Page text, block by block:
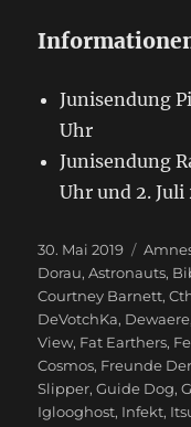
Junisendung
Uhr
Junisendung
Uhr und 2. Juli
Veröffentlicht
am
30. Mai 2019
Dorau,Astronauts,
Courtney Barnett,
DeVotchKa, Dewaere
View, Fat Earthers,
Cosmos, Freunde
Slipper,Guide Dog,
Iglooghost, Infekt,